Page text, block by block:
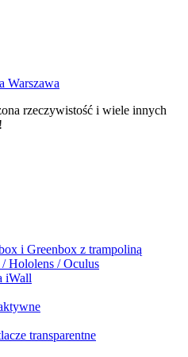
Warszawa
rzeczywistość i wiele innych
i Greenbox z trampoliną
Hololens / Oculus
iWall
transparentne